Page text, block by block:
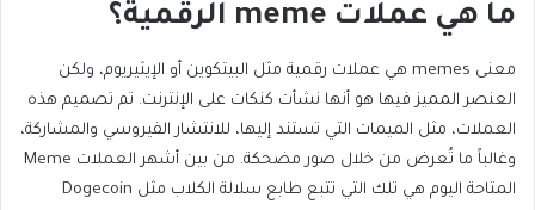
ما هي عملات meme الرقمية؟
معنى memes
هي عملات رقمية مثل البيتكوين أو الإيثيريوم، ولكن
العنصر المميز فيها هو أنها نشأت كنكات على الإنترنت. تم تصميم هذه
العملات، مثل الميمات التي تستند إليها، للانتشار الفيروسي والمشاركة،
وغالباً ما تُعرض من خلال صور مضحكة. من بين أشهر العملات Meme
المتاحة اليوم هي تلك التي تتبع طابع سلالة الكلاب مثل Dogecoin